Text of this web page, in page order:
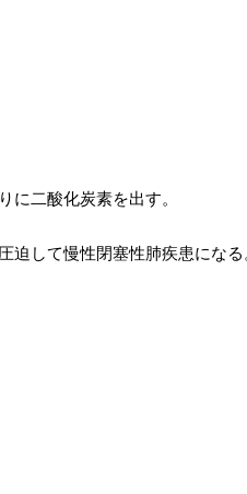
に二酸化炭素を出す。
迫して慢性閉塞性肺疾患になる